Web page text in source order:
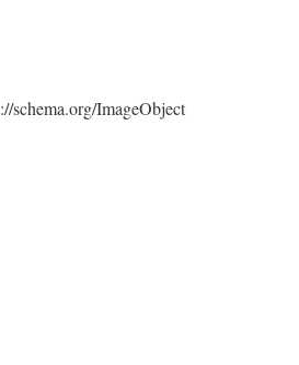
schema.org/ImageObject